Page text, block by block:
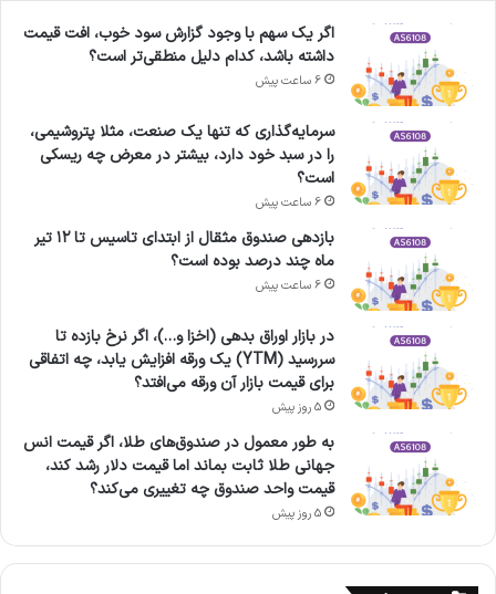
اگر یک سهم با وجود گزارش سود خوب، افت قیمت
داشته باشد، کدام دلیل منطقی‌تر است؟
6 ساعت پیش
سرمایه‌گذاری که تنها یک صنعت، مثلا پتروشیمی،
را در سبد خود دارد، بیشتر در معرض چه ریسکی
است؟
6 ساعت پیش
بازدهی صندوق مثقال از ابتدای تاسیس تا ۱۲ تیر
ماه چند درصد بوده است؟
6 ساعت پیش
در بازار اوراق بدهی (اخزا و…)، اگر نرخ بازده تا
سررسید (YTM) یک ورقه افزایش یابد، چه اتفاقی
برای قیمت بازار آن ورقه می‌افتد؟
5 روز پیش
به طور معمول در صندوق‌های طلا، اگر قیمت انس
جهانی طلا ثابت بماند اما قیمت دلار رشد کند،
قیمت واحد صندوق چه تغییری می‌کند؟
5 روز پیش